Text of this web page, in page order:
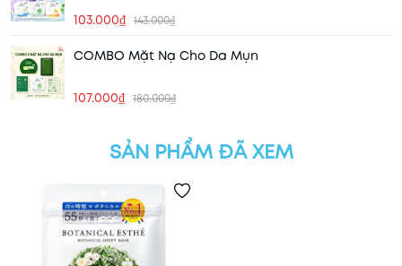
103.000₫ 143.000₫
COMBO Mặt Nạ Cho Da Mụn
107.000₫ 180.000₫
SẢN PHẨM ĐÃ XEM